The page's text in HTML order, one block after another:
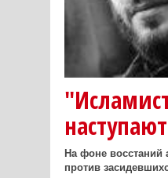
наступают
На фоне восстаний
против